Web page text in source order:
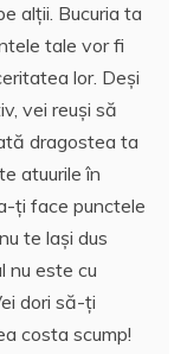
alții. Bucuria ta
tale vor fi
lor. Deși
vei reuși să
dragostea ta
atuurile în
ți face punctele
te lași dus
nu este cu
dori să-ți
costa scump!